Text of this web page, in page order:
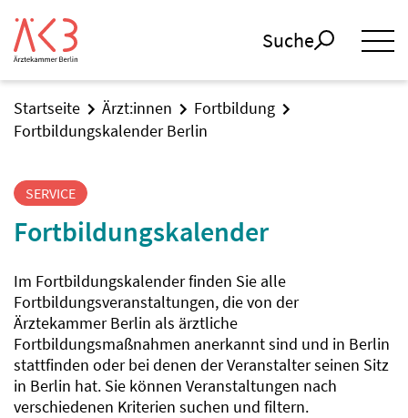
Suche
Startseite Ärzt:innen
Fortbildung
Fortbildungskalender Berlin
SERVICE
Fortbildungskalender
Im Fortbildungskalender finden Sie alle
Fortbildungsveranstaltungen, die von der
Ärztekammer Berlin als ärztliche
Fortbildungsmaßnahmen anerkannt sind und in Berlin
stattfinden oder bei denen der Veranstalter seinen Sitz
in Berlin hat. Sie können Veranstaltungen nach
verschiedenen Kriterien suchen und filtern.